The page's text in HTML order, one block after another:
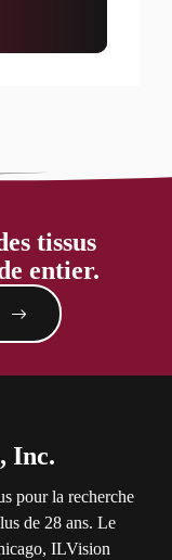
tissus
entier.
Inc.
pour la recherche
de 28 ans. Le
ILVision